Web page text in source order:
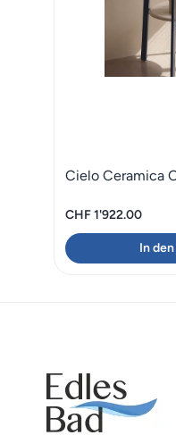
Cielo Ceramica
CHF1'922.00
In